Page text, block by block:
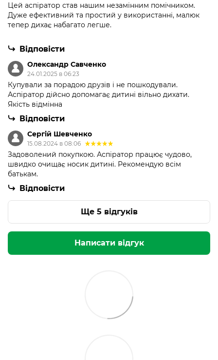
Цей аспіратор став нашим незамінним помічником.
Дуже ефективний та простий у використанні, малюк
тепер дихає набагато легше.
Відповісти
Олександр Савченко
24.01.2025 в 06:23
Купували за порадою друзів і не пошкодували.
Аспіратор дійсно допомагає дитині вільно дихати.
Якість відмінна
Відповісти
Сергій Шевченко
15.08.2024 в 08:06
Задоволений покупкою. Аспіратор працює чудово,
швидко очищає носик дитині. Рекомендую всім
батькам.
Відповісти
Ще 5 відгуків
Написати відгук